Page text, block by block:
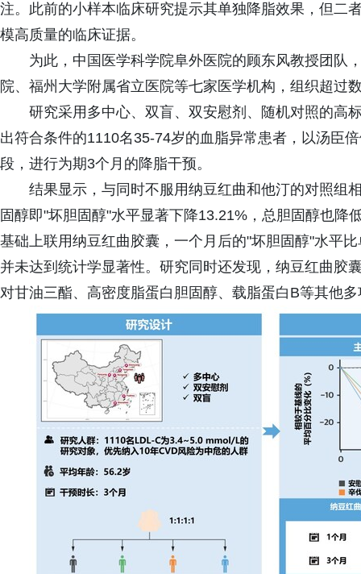
注。此前的小样本临床研究提示其单独降脂效果，但二
模高质量的临床证据。
为此，中国医学科学院阜外医院的顾东风教授团队
院、福州大学附属省立医院等七家医学机构，组织超过
研究采用多中心、双盲、双安慰剂、随机对照的高
出符合条件的1110名35-74岁的血脂异常患者，以汤臣
段，进行为期3个月的降脂干预。
结果显示，与同时不服用纳豆红曲和他汀的对照组
固醇即"坏胆固醇"水平显著下降13.21%，总胆固醇也降
基础上联用纳豆红曲胶囊，一个月后的"坏胆固醇"水平
并未达到统计学显著性。研究同时还发现，纳豆红曲胶
对甘油三酯、高密度脂蛋白胆固醇、载脂蛋白B等其他